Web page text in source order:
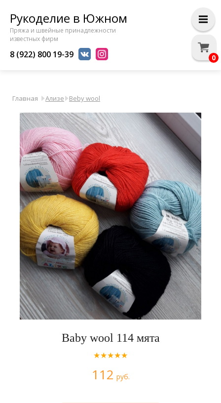
Рукоделие в Южном
Пряжа и швейные принадлежности
известных фирм
8 (922) 800 19-39
Главная Ализе Beby wool
Baby wool 114 мята
★★★★★
112 руб.
0